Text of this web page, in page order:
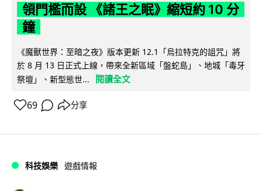
領門檻而設 《諸王之眠》縮短約 10 分
鐘
《魔獸世界：至暗之夜》版本更新 12.1「烏拉特克的詛咒」將
於 8 月 13 日正式上線，帶來全新區域「盤蛇島」、地城「毒牙
祭壇」、新型態世...
閱讀全文
69 分享
科技娛樂 遊戲情報